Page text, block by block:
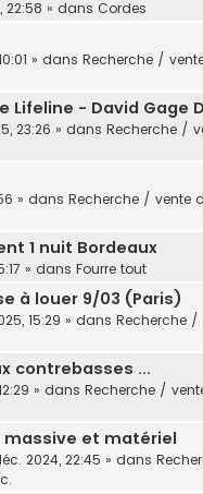
22:58 » dans Cordes
» dans Recherche /
Lifeline - David Gage
23:26 » dans Recherche /
» dans Recherche / vente
1 nuit Bordeaux
» dans Fourre tout
à louer 9/03 (Paris)
15:29 » dans Recherche /
contrebasses ...
» dans Recherche /
et matériel
2024, 22:45 » dans